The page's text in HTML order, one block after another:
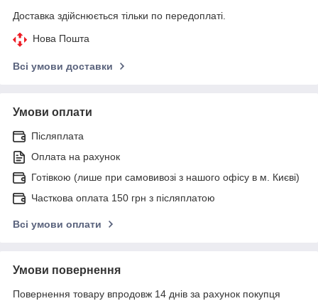
Доставка здійснюється тільки по передоплаті.
Нова Пошта
Всі умови доставки
Умови оплати
Післяплата
Оплата на рахунок
Готівкою (лише при самовивозі з нашого офісу в м. Києві)
Часткова оплата 150 грн з післяплатою
Всі умови оплати
Умови повернення
Повернення товару впродовж 14 днів за рахунок покупця